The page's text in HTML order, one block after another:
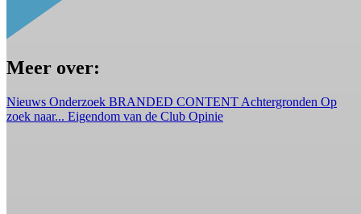
Meer over:
Nieuws Onderzoek BRANDED CONTENT Achtergronden Op
zoek naar... Eigendom van de Club Opinie